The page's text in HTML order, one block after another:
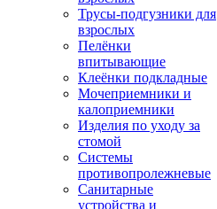
Трусы-подгузники для
взрослых
Пелёнки
впитывающие
Клеёнки подкладные
Мочеприемники и
калоприемники
Изделия по уходу за
стомой
Системы
противопролежневые
Санитарные
устройства и